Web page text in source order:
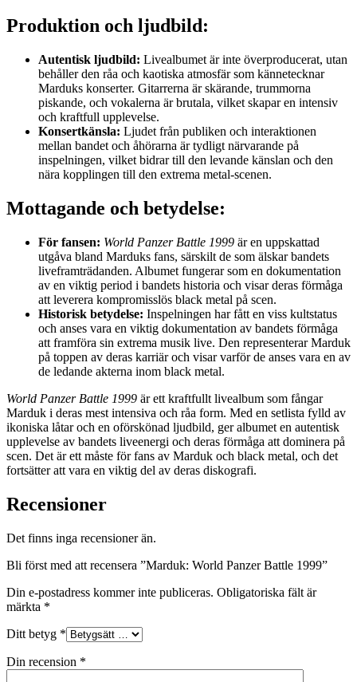
Produktion och ljudbild:
Autentisk ljudbild: Livealbumet är inte överproducerat, utan
behåller den råa och kaotiska atmosfär som kännetecknar
Marduks konserter. Gitarrerna är skärande, trummorna
piskande, och vokalerna är brutala, vilket skapar en intensiv
och kraftfull upplevelse.
Konsertkänsla: Ljudet från publiken och interaktionen
mellan bandet och åhörarna är tydligt närvarande på
inspelningen, vilket bidrar till den levande känslan och den
nära kopplingen till den extrema metal-scenen.
Mottagande och betydelse:
För fansen: World Panzer Battle 1999 är en uppskattad
utgåva bland Marduks fans, särskilt de som älskar bandets
liveframträdanden. Albumet fungerar som en dokumentation
av en viktig period i bandets historia och visar deras förmåga
att leverera kompromisslös black metal på scen.
Historisk betydelse: Inspelningen har fått en viss kultstatus
och anses vara en viktig dokumentation av bandets förmåga
att framföra sin extrema musik live. Den representerar Marduk
på toppen av deras karriär och visar varför de anses vara en av
de ledande akterna inom black metal.
World Panzer Battle 1999 är ett kraftfullt livealbum som fångar
Marduk i deras mest intensiva och råa form. Med en setlista fylld av
ikoniska låtar och en oförskönad ljudbild, ger albumet en autentisk
upplevelse av bandets liveenergi och deras förmåga att dominera på
scen. Det är ett måste för fans av Marduk och black metal, och det
fortsätter att vara en viktig del av deras diskografi.
Recensioner
Det finns inga recensioner än.
Bli först med att recensera ”Marduk: World Panzer Battle 1999”
Din e-postadress kommer inte publiceras. Obligatoriska fält är
märkta *
Ditt betyg *
Din recension *